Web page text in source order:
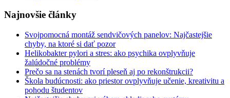
Najnovšie články
Svojpomocná montáž sendvičových panelov: Najčastejšie
chyby, na ktoré si dať pozor
Helikobakter pylori a stres: ako psychika ovplyvňuje
žalúdočné problémy
Prečo sa na stenách tvorí pleseň aj po rekonštrukcii?
Škola budúcnosti: ako priestor ovplyvňuje učenie, kreativitu a
pohodu študentov